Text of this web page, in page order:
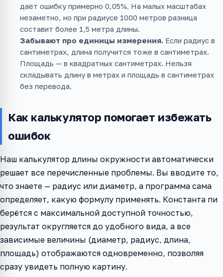
даёт ошибку примерно 0,05%. На малых масштабах
незаметно, но при радиусе 1000 метров разница
составит более 1,5 метра длины.
Забывают про единицы измерения. Если радиус в
сантиметрах, длина получится тоже в сантиметрах.
Площадь — в квадратных сантиметрах. Нельзя
складывать длину в метрах и площадь в сантиметрах
без перевода.
Как калькулятор помогает избежать
ошибок
Наш калькулятор длины окружности автоматически
решает все перечисленные проблемы. Вы вводите то,
что знаете — радиус или диаметр, а программа сама
определяет, какую формулу применять. Константа пи
берётся с максимальной доступной точностью,
результат округляется до удобного вида, а все
зависимые величины (диаметр, радиус, длина,
площадь) отображаются одновременно, позволяя
сразу увидеть полную картину.